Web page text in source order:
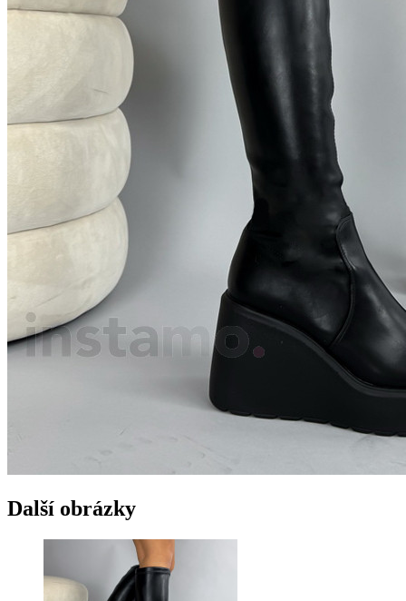
Další obrázky